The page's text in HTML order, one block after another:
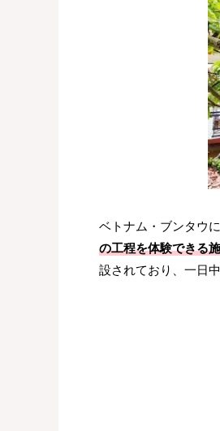
ベトナム・ブンタウ
の工程を体験できる
設されており、一日